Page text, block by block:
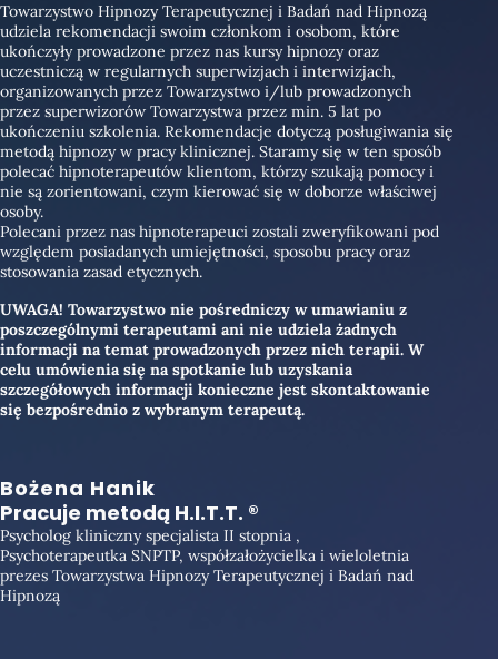
Towarzystwo Hipnozy Terapeutycznej i Badań nad Hipnozą
udziela rekomendacji swoim członkom i osobom, które
ukończyły prowadzone przez nas kursy hipnozy oraz
uczestniczą w regularnych superwizjach i interwizjach,
organizowanych przez Towarzystwo i/lub prowadzonych
przez superwizorów Towarzystwa przez min. 5 lat po
ukończeniu szkolenia. Rekomendacje dotyczą posługiwania się
metodą hipnozy w pracy klinicznej. Staramy się w ten sposób
polecać hipnoterapeutów klientom, którzy szukają pomocy i
nie są zorientowani, czym kierować się w doborze właściwej
osoby.
Polecani przez nas hipnoterapeuci zostali zweryfikowani pod
względem posiadanych umiejętności, sposobu pracy oraz
stosowania zasad etycznych.
UWAGA! Towarzystwo nie pośredniczy w umawianiu z
poszczególnymi terapeutami ani nie udziela żadnych
informacji na temat prowadzonych przez nich terapii. W
celu umówienia się na spotkanie lub uzyskania
szczegółowych informacji konieczne jest skontaktowanie
się bezpośrednio z wybranym terapeutą.
Bożena Hanik
Pracuje metodą H.I.T.T. ®
Psycholog kliniczny specjalista II stopnia ,
Psychoterapeutka SNPTP, współzałożycielka i wieloletnia
prezes Towarzystwa Hipnozy Terapeutycznej i Badań nad
Hipnozą